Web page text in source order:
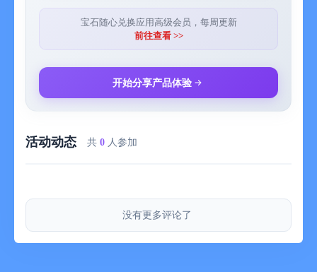
- 订阅周期：1个月
- 付款： 用户确认并购买付款后，款项记入iTunes账户。
在iTunes/Apple ID设置管理中关闭自动续订功能
- 续订：苹果 iTunes 账户会在到期前 24 小时内扣费，扣费成功
- 隐私政策：http://cdn.pacer.cc/static/ios/privacy/zh.html
- 付款： 用户确认并购买付款后，款项记入iTunes账户。
- 取消续订：如需取消续订，请在当前订阅到期24小时以前，手动
在iTunes/Apple ID设置管理中关闭自动续订功能
宝石随心兑换应用高级会员，每周更新
前往查看 >>
开始分享产品体验
活动动态 共 0 人参加
没有更多评论了